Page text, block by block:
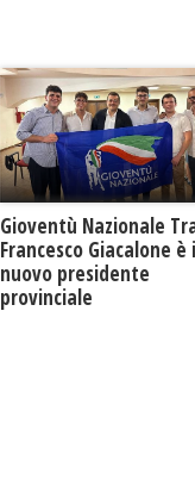
Gioventù Nazionale
Francesco Giacalone è
nuovo presidente
provinciale